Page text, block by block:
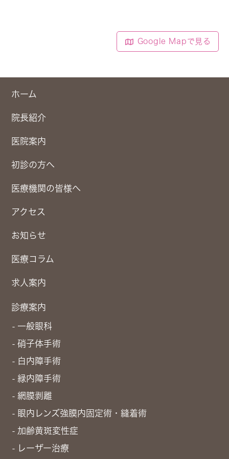
Google Mapで見る
ホーム
院長紹介
医院案内
初診の方へ
医療機関の皆様へ
アクセス
お知らせ
医療コラム
求人案内
診療案内
一般眼科
硝子体手術
白内障手術
緑内障手術
網膜剥離
眼内レンズ強膜内固定術・縫着術
加齢黄斑変性症
レーザー治療